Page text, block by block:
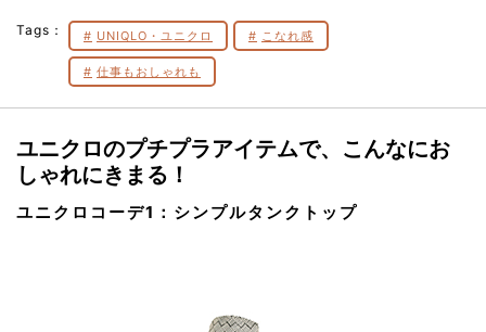
Tags： UNIQLO・ユニクロ こなれ感
仕事もおしゃれも
ユニクロのプチプラアイテムで、こんなにお
しゃれにきまる！
ユニクロコーデ1：シンプルタンクトップ